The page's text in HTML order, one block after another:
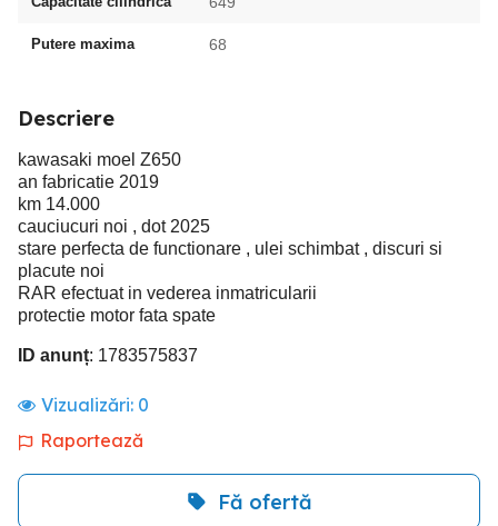
Putere maxima 68
Descriere
kawasaki moel Z650
an fabricatie 2019
km 14.000
cauciucuri noi , dot 2025
stare perfecta de functionare , ulei schimbat , discuri si
placute noi
RAR efectuat in vederea inmatricularii
protectie motor fata spate
ID anunț: 1783575837
Vizualizări: 0
Raportează
Fă ofertă